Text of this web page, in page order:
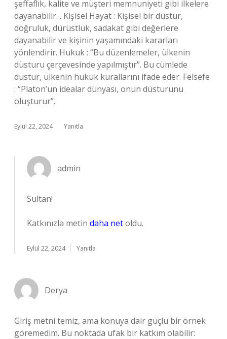
şeffaflık, kalite ve müşteri memnuniyeti gibi ilkelere
dayanabilir. . Kişisel Hayat : Kişisel bir düstur,
doğruluk, dürüstlük, sadakat gibi değerlere
dayanabilir ve kişinin yaşamındaki kararları
yönlendirir. Hukuk : “Bu düzenlemeler, ülkenin
düsturu çerçevesinde yapılmıştır”. Bu cümlede
düstur, ülkenin hukuk kurallarını ifade eder. Felsefe
: “Platon’un idealar dünyası, onun düsturunu
oluşturur”.
Eylül 22, 2024 Yanıtla
admin
Sultan!
Katkınızla metin daha netoldu.
Eylül 22, 2024 Yanıtla
Derya
Giriş metni temiz, ama konuya dair güçlü bir örnek
göremedim. Bu noktada ufak bir katkım olabilir: